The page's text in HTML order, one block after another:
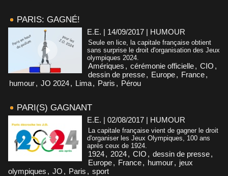
PARIS: GAGNÉ!
E.E. | 14/09/2017 | HUMOUR
Seule en lice, la capitale française obtient
sans surprise le droit d'organisation des Jeux
olympiques 2024.
Amériques , cérémonie officielle, CIO ,
dessin de presse, Europe, France,
humour, JO 2024, Lima, Paris , Pérou
PARI(S) GAGNANT
E.E. | 02/08/2017 | HUMOUR
La capitale française vient de gagner le droit
d'organiser les Jeux Olympiques, 100 ans
après ceux de 1924.
1924, 2024, CIO , dessin de presse,
Europe, France, humour, jeux
olympiques , JO , Paris , sport